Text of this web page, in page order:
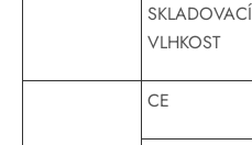
SKLADOVACÍ
VLHKOST
CE